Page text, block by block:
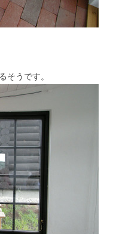
そうです。